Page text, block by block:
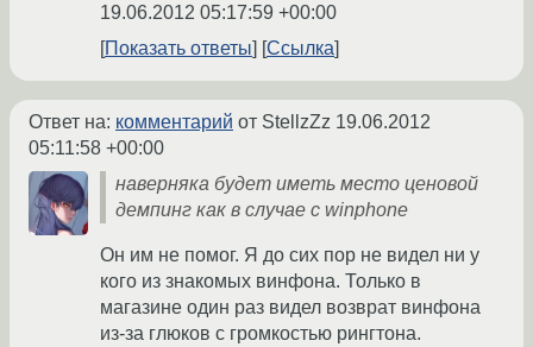
19.06.2012 05:17:59 +00:00
Показать ответы
Ссылка
Ответ на: комментарий от StellzZz 19.06.2012
05:11:58 +00:00
наверняка будет иметь место ценовой
демпинг как в случае с winphone
Он им не помог. Я до сих пор не видел ни у
кого из знакомых винфона. Только в
магазине один раз видел возврат винфона
из-за глюков с громкостью рингтона.